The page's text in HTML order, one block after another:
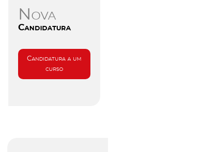
Nova
Candidatura
Candidatura a um
curso